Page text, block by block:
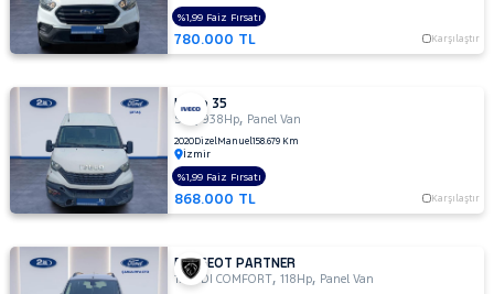
780.000 TL Karşılaştır
%1,99 Faiz Fırsatı
Iveco 35
S 14 ,938Hp, Panel Van
2020DizelManuel158.679 Km
İzmir
868.000 TL Karşılaştır
%1,99 Faiz Fırsatı
PEUGEOT PARTNER
1.6 HDI COMFORT,118Hp, Panel Van